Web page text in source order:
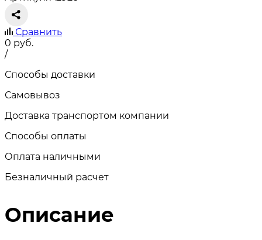
Сравнить
0 руб.
/
Способы доставки
Самовывоз
Доставка транспортом компании
Способы оплаты
Оплата наличными
Безналичный расчет
Описание